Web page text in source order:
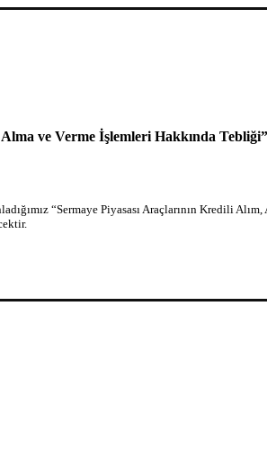
ve Verme İşlemleri Hakkında
“Sermaye Piyasası Araçlarının Kredili